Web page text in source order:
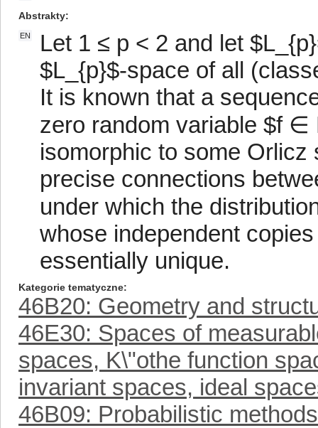
Abstrakty
EN
Let 1 ≤ p < 2 and let
$L_{p}$-space of all
It is known that a
zero random variable $f ∈
isomorphic to some
precise connections
under which the
whose independent
essentially unique.
Kategorie tematyczne
46B20: Geometry and
46E30: Spaces of
spaces, K\"othe function
invariant spaces, ideal
46B09: Probabilistic